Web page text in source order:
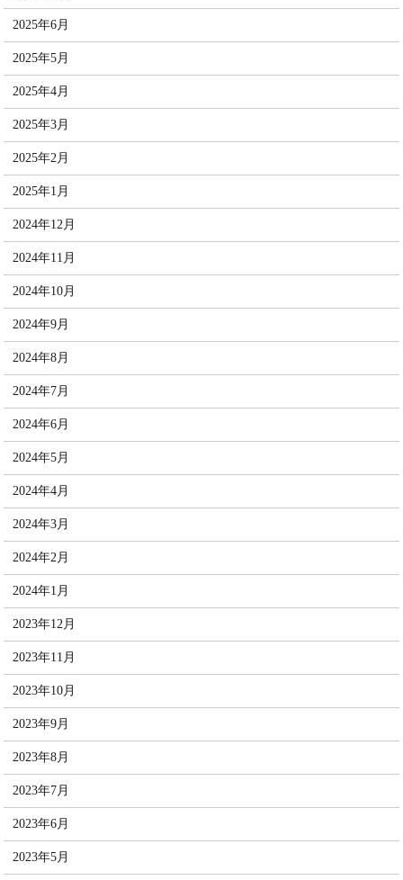
2025年6月
2025年5月
2025年4月
2025年3月
2025年2月
2025年1月
2024年12月
2024年11月
2024年10月
2024年9月
2024年8月
2024年7月
2024年6月
2024年5月
2024年4月
2024年3月
2024年2月
2024年1月
2023年12月
2023年11月
2023年10月
2023年9月
2023年8月
2023年7月
2023年6月
2023年5月